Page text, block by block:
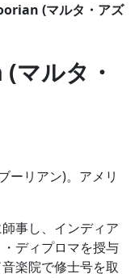
(マルタ・アズ
ルタ・
ーリアン)。アメリ
事し、インディア
ディプロマを授与
楽院で修士号を取